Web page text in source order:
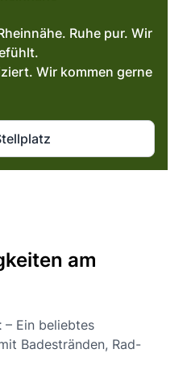
Ruhe pur. Wir
Wir kommen gerne
am
– Ein beliebtes
Badestränden, Rad-